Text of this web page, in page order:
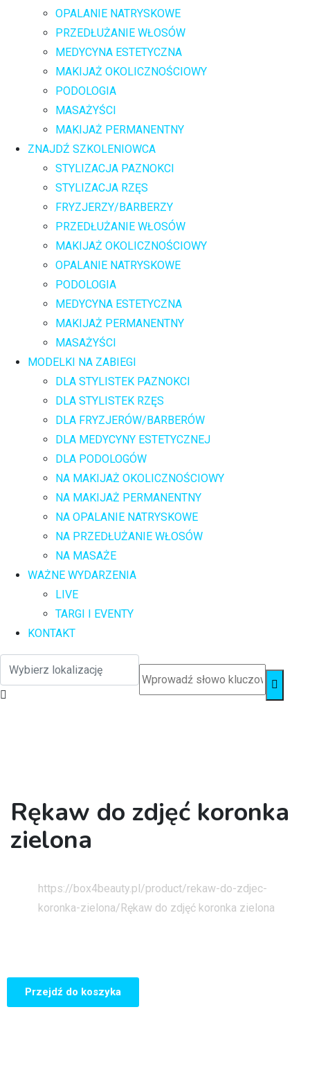
OPALANIE NATRYSKOWE
PRZEDŁUŻANIE WŁOSÓW
MEDYCYNA ESTETYCZNA
MAKIJAŻ OKOLICZNOŚCIOWY
PODOLOGIA
MASAŻYŚCI
MAKIJAŻ PERMANENTNY
ZNAJDŹ SZKOLENIOWCA
STYLIZACJA PAZNOKCI
STYLIZACJA RZĘS
FRYZJERZY/BARBERZY
PRZEDŁUŻANIE WŁOSÓW
MAKIJAŻ OKOLICZNOŚCIOWY
OPALANIE NATRYSKOWE
PODOLOGIA
MEDYCYNA ESTETYCZNA
MAKIJAŻ PERMANENTNY
MASAŻYŚCI
MODELKI NA ZABIEGI
DLA STYLISTEK PAZNOKCI
DLA STYLISTEK RZĘS
DLA FRYZJERÓW/BARBERÓW
DLA MEDYCYNY ESTETYCZNEJ
DLA PODOLOGÓW
NA MAKIJAŻ OKOLICZNOŚCIOWY
NA MAKIJAŻ PERMANENTNY
NA OPALANIE NATRYSKOWE
NA PRZEDŁUŻANIE WŁOSÓW
NA MASAŻE
WAŻNE WYDARZENIA
LIVE
TARGI I EVENTY
KONTAKT
Rękaw do zdjęć koronka
zielona
https://box4beauty.pl/product/rekaw-do-zdjec-
koronka-zielona/Rękaw do zdjęć koronka zielona
Przejdź do koszyka